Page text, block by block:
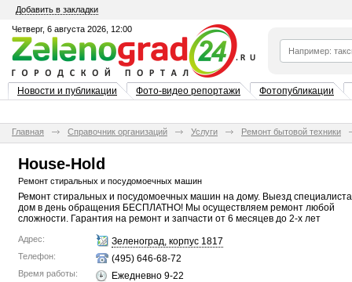
Добавить в закладки
Четверг, 6 августа 2026, 12:00
Новости и публикации Фото-видео репортажи Фотопубликации
Главная Справочник организаций Услуги Ремонт бытовой техники
House-Hold
Ремонт стиральных и посудомоечных машин
Ремонт стиральных и посудомоечных машин на дому. Выезд
дом в день обращения БЕСПЛАТНО! Мы осуществляем ремонт любой
сложности. Гарантия на ремонт и запчасти от 6 месяцев до 2-х лет
Адрес: Зеленоград, корпус 1817
Телефон: (495) 646-68-72
Время работы: Ежедневно 9-22